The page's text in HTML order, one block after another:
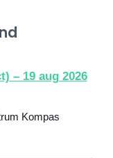
– 19 aug 2026
Kompas